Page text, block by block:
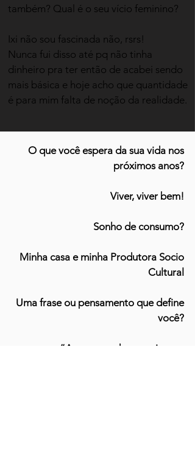
também? Qual é o seu vício feminino?
Ixi não sou fascinada não, rsrs!
Nunca fui disso até pq não tinha
dinheiro pra ter então de acabei sendo
mais básica e hoje acho que quantidade
é para mim falta de noção da realidade.
O que você espera da sua vida nos
próximos anos?
Viver, viver bem!
​Sonho de consumo?
Minha casa e minha Produtora Socio
Cultural
​Uma frase ou pensamento que define
você?
“Amar e mudar as coisa me